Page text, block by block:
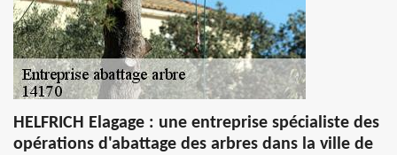
HELFRICH Elagage : une entreprise spécialiste des
opérations d'abattage des arbres dans la ville de